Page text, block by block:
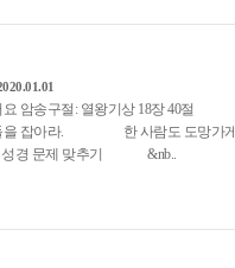
었어요 암송구절: 열왕기상
들을 잡아라. 한 사람도 도망가게
, 성경 문제 맞추기 &nb..